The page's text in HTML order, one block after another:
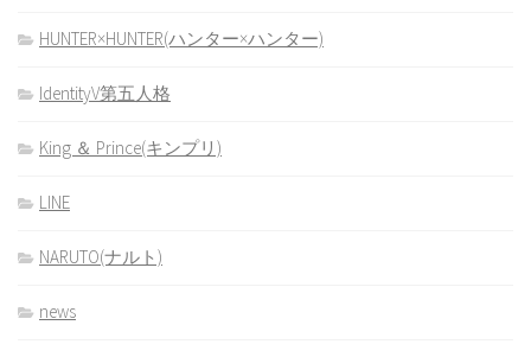
HUNTER×HUNTER(ハンター×ハンター)
IdentityV第五人格
King ＆ Prince(キンプリ)
LINE
NARUTO(ナルト)
news